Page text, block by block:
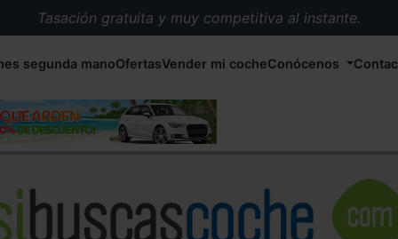
Tasación gratuita y muy competitiva al instante.
Más de 5.000 conductores satisfechos.
Buscamos el coche que tu quieras.
Recogemos tu coche en cualquier parte de España.
Compramos tu coche. Pago inmediato.
segunda manoOfertasVender mi cocheConócenos